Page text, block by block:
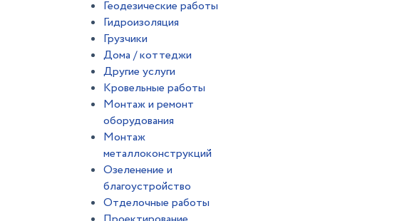
Геодезические работы
Гидроизоляция
Грузчики
Дома / коттеджи
Другие услуги
Кровельные работы
Монтаж и ремонт
оборудования
Монтаж
металлоконструкций
Озеленение и
благоустройство
Отделочные работы